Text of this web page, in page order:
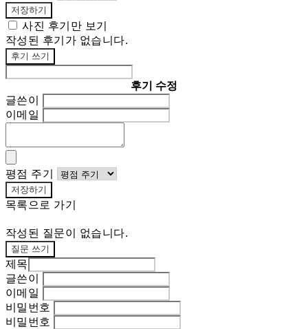
저장하기
사진 후기만 보기
작성된 후기가 없습니다.
후기 쓰기
후기 수정
글쓴이
이메일
평점 주기
저장하기
목록으로 가기
작성된 질문이 없습니다.
질문 쓰기
제목
글쓴이
이메일
비밀번호
비밀번호